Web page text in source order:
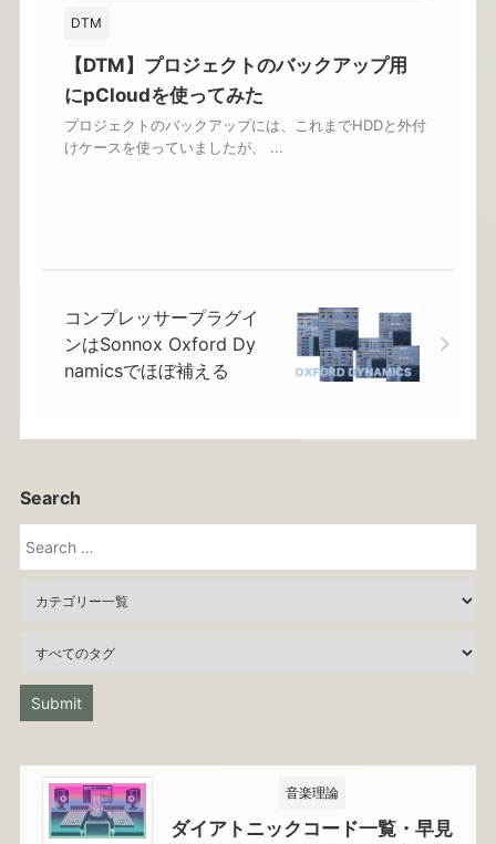
DTM
【DTM】プロジェクトのバックアップ用
にpCloudを使ってみた
プロジェクトのバックアップには、これまでHDDと外付
けケースを使っていましたが、 ...
コンプレッサープラグイ
ンはSonnox Oxford Dy
namicsでほぼ補える
Search
音楽理論
ダイアトニックコード一覧・早見